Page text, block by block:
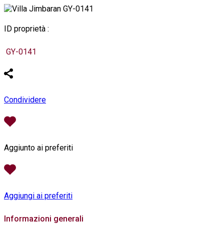
ID proprietà :
GY-0141
Condividere
Aggiunto ai preferiti
Aggiungi ai preferiti
Informazioni generali